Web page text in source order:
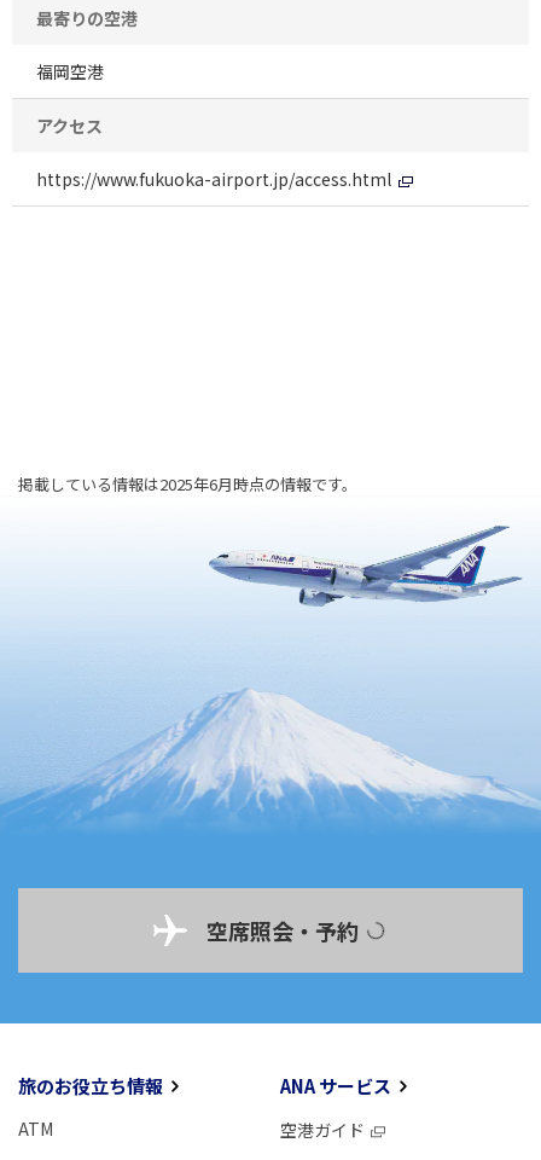
最寄りの空港
福岡空港
アクセス
https://www.fukuoka-airport.jp/access.html
掲載している情報は2025年6月時点の情報です。
空席照会・予約
旅のお役立ち情報
ATM
ANA サービス
空港ガイド